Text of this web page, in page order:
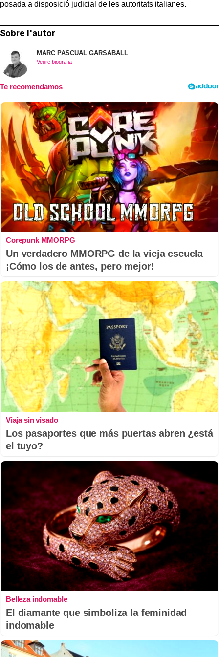
posada a disposició judicial de les autoritats italianes.
Sobre l'autor
MARC PASCUAL GARSABALL
Veure biografia
Corepunk MMORPG
Un verdadero MMORPG de la vieja escuela
¡Cómo los de antes, pero mejor!
Viaja sin visado
Los pasaportes que más puertas abren ¿está
el tuyo?
Belleza indomable
El diamante que simboliza la feminidad
indomable